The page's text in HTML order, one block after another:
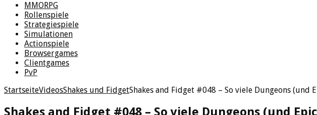
MMORPG
Rollenspiele
Strategiespiele
Simulationen
Actionspiele
Browsergames
Clientgames
PvP
StartseiteVideosShakes und FidgetShakes and Fidget #048 – So viele Dungeons (und
Shakes and Fidget #048 – So viele Dungeons (und